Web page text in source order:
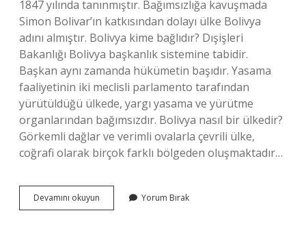
1847 yılında tanınmıştır. Bağımsızlığa kavuşmada
Simon Bolivar’ın katkısından dolayı ülke Bolivya
adını almıştır. Bolivya kime bağlıdır? Dışişleri
Bakanlığı Bolivya başkanlık sistemine tabidir.
Başkan aynı zamanda hükümetin başıdır. Yasama
faaliyetinin iki meclisli parlamento tarafından
yürütüldüğü ülkede, yargı yasama ve yürütme
organlarından bağımsızdır. Bolivya nasıl bir ülkedir?
Görkemli dağlar ve verimli ovalarla çevrili ülke,
coğrafi olarak birçok farklı bölgeden oluşmaktadır…
Devamını okuyun
Ne
Yorum Bırak